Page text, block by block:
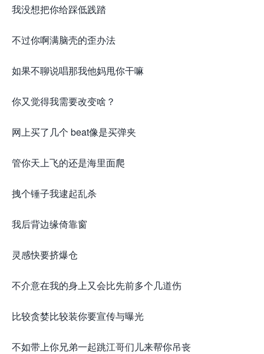
我没想把你给踩低践踏
不过你啊满脑壳的歪办法
如果不聊说唱那我他妈甩你干嘛
你又觉得我需要改变啥？
网上买了几个 beat像是买弹夹
管你天上飞的还是海里面爬
拽个锤子我逮起乱杀
我后背边缘倚靠窗
灵感快要挤爆仓
不介意在我的身上又会比先前多个几道伤
比较贪婪比较装你要宣传与曝光
不如带上你兄弟一起跳江哥们儿来帮你吊丧